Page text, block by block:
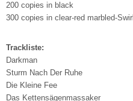
200 copies in black
300 copies in clear-red marbled-Swirl
Trackliste:
Darkman
Sturm Nach Der Ruhe
Die Kleine Fee
Das Kettensägenmassaker